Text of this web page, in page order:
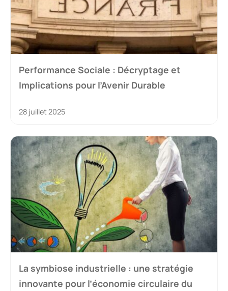
Performance Sociale : Décryptage et
Implications pour l’Avenir Durable
28 juillet 2025
La symbiose industrielle : une stratégie
innovante pour l’économie circulaire du